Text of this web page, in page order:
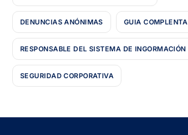
DENUNCIAS ANÓNIMAS GUIA COMPLENTA
RESPONSABLE DEL SISTEMA DE INGORMACIÓN
SEGURIDAD CORPORATIVA